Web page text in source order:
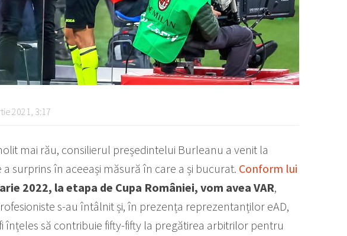
2021, 3:17
mai rău, consilierul președintelui Burleanu a venit la
surprins în aceeași măsură în care a și bucurat. Conform lui
2022, la etapa de Cupa României, vom avea VAR,
s-au întâlnit și, în prezența reprezentanților eAD,
înțeles să contribuie fifty-fifty la pregătirea arbitrilor pentru